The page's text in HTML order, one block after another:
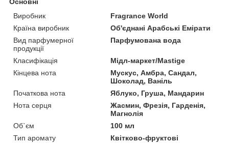
Виробник
Fragrance World
Країна виробник
Об'єднані Арабські Емірати
Вид парфумерної
продукції
Парфумована вода
Класифікація
Мідл-маркет/Mastige
Кінцева нота
Мускус, Амбра, Сандал,
Шоколад, Ваніль
Початкова нота
Яблуко, Груша, Мандарин
Нота серця
Жасмин, Фрезія, Гарденія,
Магнолія
Об`єм
100 мл
Тип аромату
Квітково-фруктові